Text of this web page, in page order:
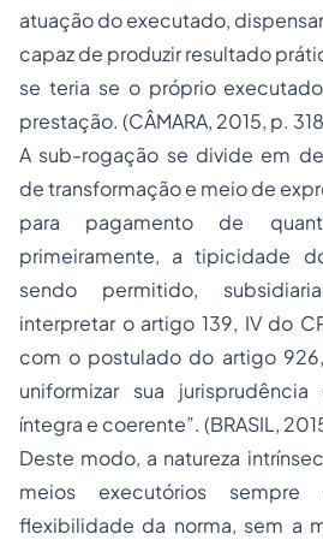
atuação do executado,
capaz de produzir resultado
se teria se o próprio
prestação. (CÂMARA, 2015, p.
A sub-rogação se divide em
de transformação e meio de
para pagamento de
primeiramente, a tipicidade
sendo permitido,
interpretar o artigo 139, IV do
com o postulado do artigo
uniformizar sua
íntegra e coerente”. (BRASIL,
Deste modo, a natureza
meios executórios
flexibilidade da norma, sem a